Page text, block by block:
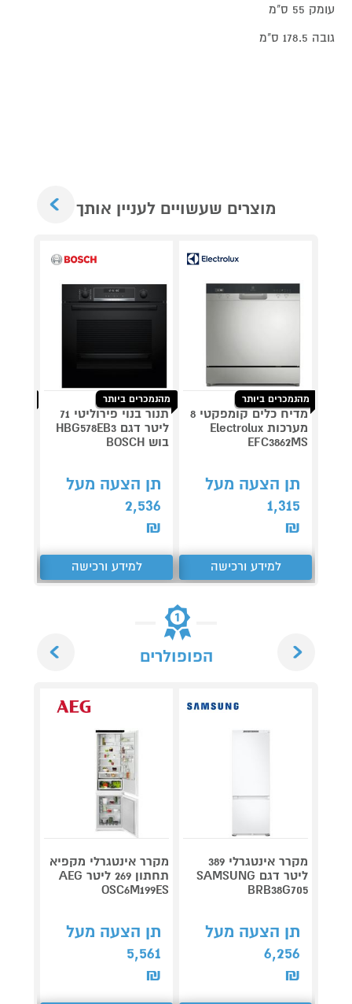
עומק 55 ס"מ
גובה 178.5 ס"מ
מוצרים שעשויים לעניין אותך
מהנמכרים ביותר
מדיח כלים קומפקטי 8
מערכות Electrolux
EFC3862MS
תן הצעה מעל
1,315
₪
למידע ורכישה
מהנמכרים ביותר
תנור בנוי פירוליטי 71
ליטר דגם HBG578EB3
בוש BOSCH
תן הצעה מעל
2,536
₪
למידע ורכישה
הפופולרים
מקרר אינטגרלי 389
ליטר דגם SAMSUNG
BRB38G705
תן הצעה מעל
6,256
₪
מקרר אינטגרלי מקפיא
תחתון 269 ליטר AEG
OSC6M199ES
תן הצעה מעל
5,561
₪